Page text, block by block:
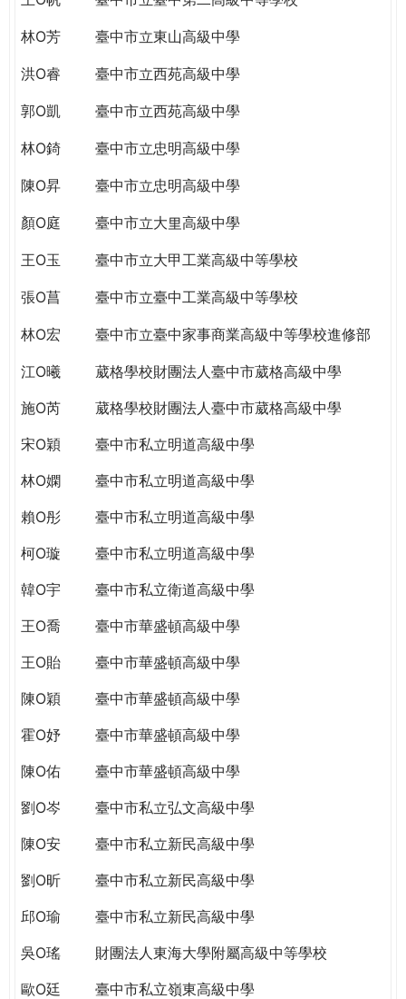
YOU
ON
PATH
GLOBAL
CITIZENSHIP
林O芳 臺中市立東山高級中學
洪O睿 臺中市立西苑高級中學
郭O凱 臺中市立西苑高級中學
林O錡 臺中市立忠明高級中學
陳O昇 臺中市立忠明高級中學
顏O庭 臺中市立大里高級中學
王O玉 臺中市立大甲工業高級中等學校
張O菖 臺中市立臺中工業高級中等學校
林O宏 臺中市立臺中家事商業高級中等學校進修部
江O曦
葳格學校財團法人臺中市葳格高級中學
施O芮
葳格學校財團法人臺中市葳格高級中學
宋O穎
臺中市私立明道高級中學
林O嫻
臺中市私立明道高級中學
賴O彤
臺中市私立明道高級中學
柯O璇
臺中市私立明道高級中學
韓O宇
臺中市私立衛道高級中學
王O喬
臺中市華盛頓高級中學
王O貽
臺中市華盛頓高級中學
陳O穎
臺中市華盛頓高級中學
霍O妤
臺中市華盛頓高級中學
陳O佑
臺中市華盛頓高級中學
劉O岑
臺中市私立弘文高級中學
陳O安
臺中市私立新民高級中學
劉O昕
臺中市私立新民高級中學
邱O瑜
臺中市私立新民高級中學
吳O瑤
財團法人東海大學附屬高級中等學校
歐O廷
臺中市私立嶺東高級中學